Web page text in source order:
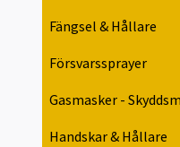
Fängsel & Hållare
Försvarssprayer
Gasmasker -
Handskar & Hållare